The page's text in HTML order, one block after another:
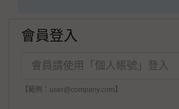
會員登入
【範例：user@company.com】